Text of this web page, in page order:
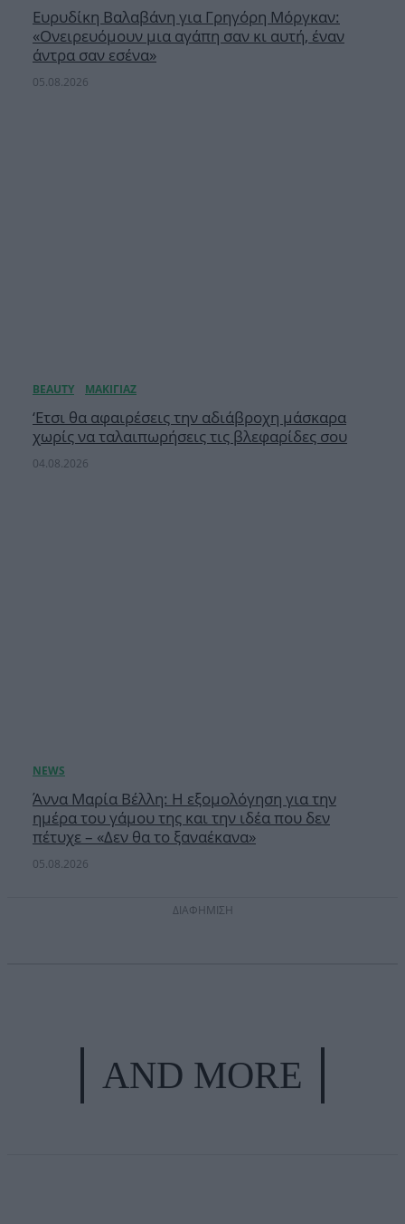
Ευρυδίκη Βαλαβάνη για Γρηγόρη Μόργκαν:
«Oνειρευόμουν μια αγάπη σαν κι αυτή, έναν
άντρα σαν εσένα»
05.08.2026
‘Ετσι θα αφαιρέσεις την αδιάβροχη μάσκαρα
χωρίς να ταλαιπωρήσεις τις βλεφαρίδες σου
04.08.2026
Άννα Μαρία Βέλλη: Η εξομολόγηση για την
ημέρα του γάμου της και την ιδέα που δεν
πέτυχε – «Δεν θα το ξαναέκανα»
05.08.2026
ΔΙΑΦΗΜΙΣΗ
AND MORE